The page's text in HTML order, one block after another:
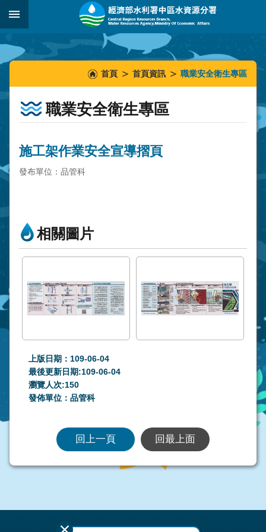
跳到主要內容區塊
::::::
首頁 首頁資訊 職業安全衛生專區
職業安全衛生專區
施工架作業安全宣導摺頁
發布單位：品管科
相關圖片
上版日期：109-06-04
最後更新日期:109-06-04
瀏覽人次:150
發佈單位：品管科
回上一頁 回最上面